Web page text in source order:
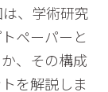
、学術研究
ペーパーと
、その構成
を解説しま